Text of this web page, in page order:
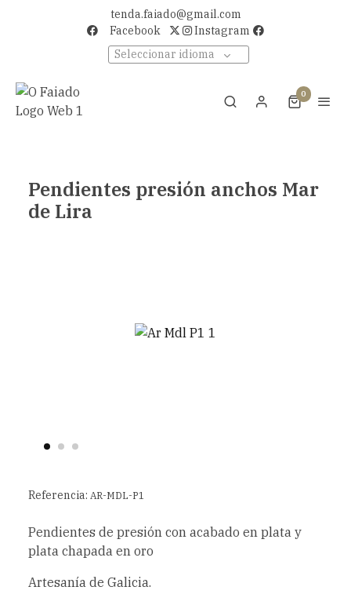
tenda.faiado@gmail.com
Facebook
Instagram
Seleccionar idioma
0
Pendientes presión anchos Mar
de Lira
Referencia: AR-MDL-P1
Pendientes de presión con acabado en plata y
plata chapada en oro
Artesanía de Galicia.